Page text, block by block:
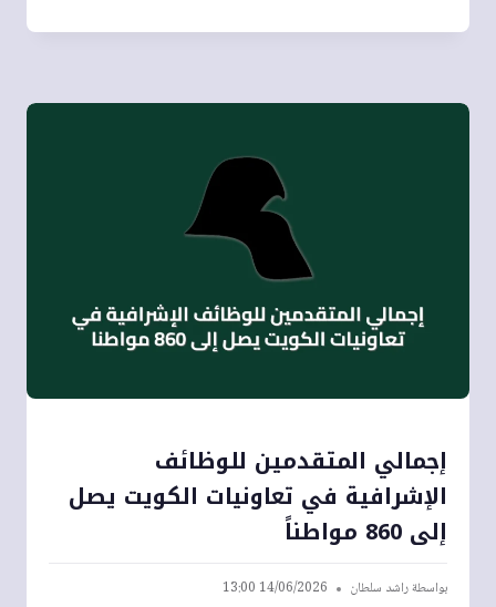
إجمالي المتقدمين للوظائف
الإشرافية في تعاونيات الكويت يصل
إلى 860 مواطناً
بواسطةراشد سلطان 14/06/2026 13:00